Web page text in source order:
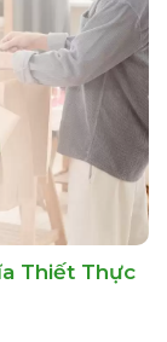
Thiết Thực